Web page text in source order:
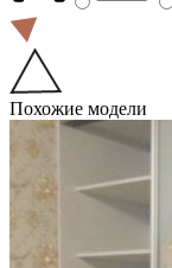
Похожие модели